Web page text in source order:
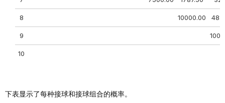
8 10000.00
9
10
下表显示了每种接球和接球组合的概率。